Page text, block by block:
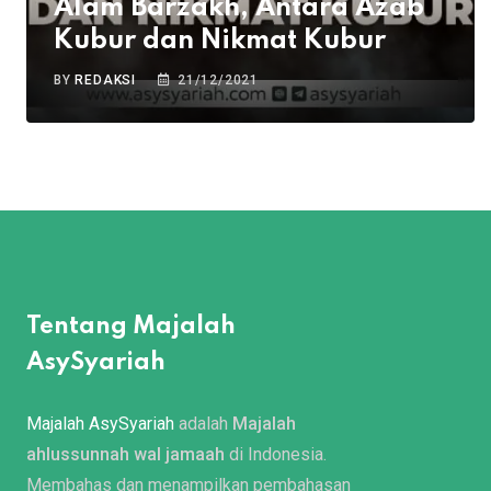
Alam Barzakh, Antara Azab
Kubur dan Nikmat Kubur
BY REDAKSI 21/12/2021
Tentang Majalah
AsySyariah
Majalah AsySyariah adalah Majalah
ahlussunnah wal jamaah di Indonesia.
Membahas dan menampilkan pembahasan